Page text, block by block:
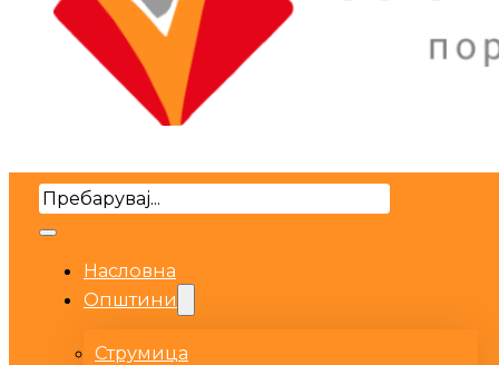
Search
Насловна
Општини
Струмица